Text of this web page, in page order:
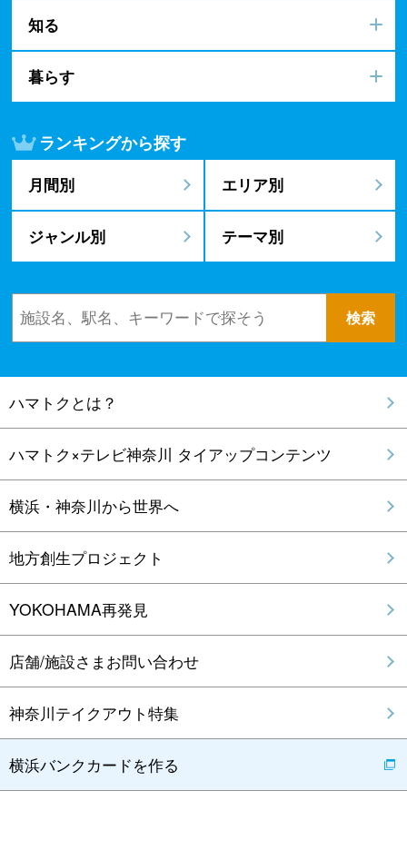
知る
暮らす
ランキングから探す
月間別 エリア別
ジャンル別 テーマ別
ハマトクとは？
ハマトク×テレビ神奈川 タイアップコンテンツ
横浜・神奈川から世界へ
地方創生プロジェクト
YOKOHAMA再発見
店舗/施設さまお問い合わせ
神奈川テイクアウト特集
横浜バンクカードを作る